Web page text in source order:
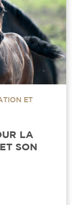
ET
LA
SON